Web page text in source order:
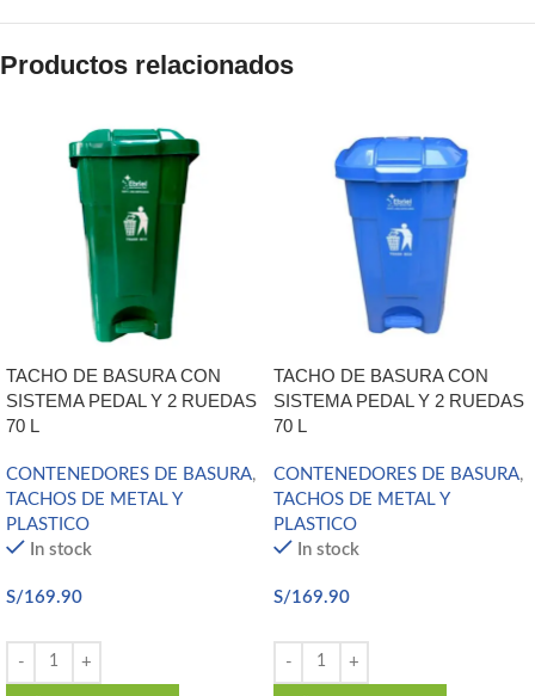
Productos relacionados
TACHO DE BASURA CON
SISTEMA PEDAL Y 2 RUEDAS
70 L
CONTENEDORES DE BASURA,
TACHOS DE METAL Y
PLASTICO
In stock
S/169.90
TACHO DE BASURA CON
SISTEMA PEDAL Y 2 RUEDAS
70 L
CONTENEDORES DE BASURA,
TACHOS DE METAL Y
PLASTICO
In stock
S/169.90